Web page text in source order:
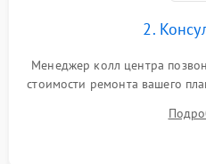
2.
Менеджер колл центра
стоимости ремонта вашего